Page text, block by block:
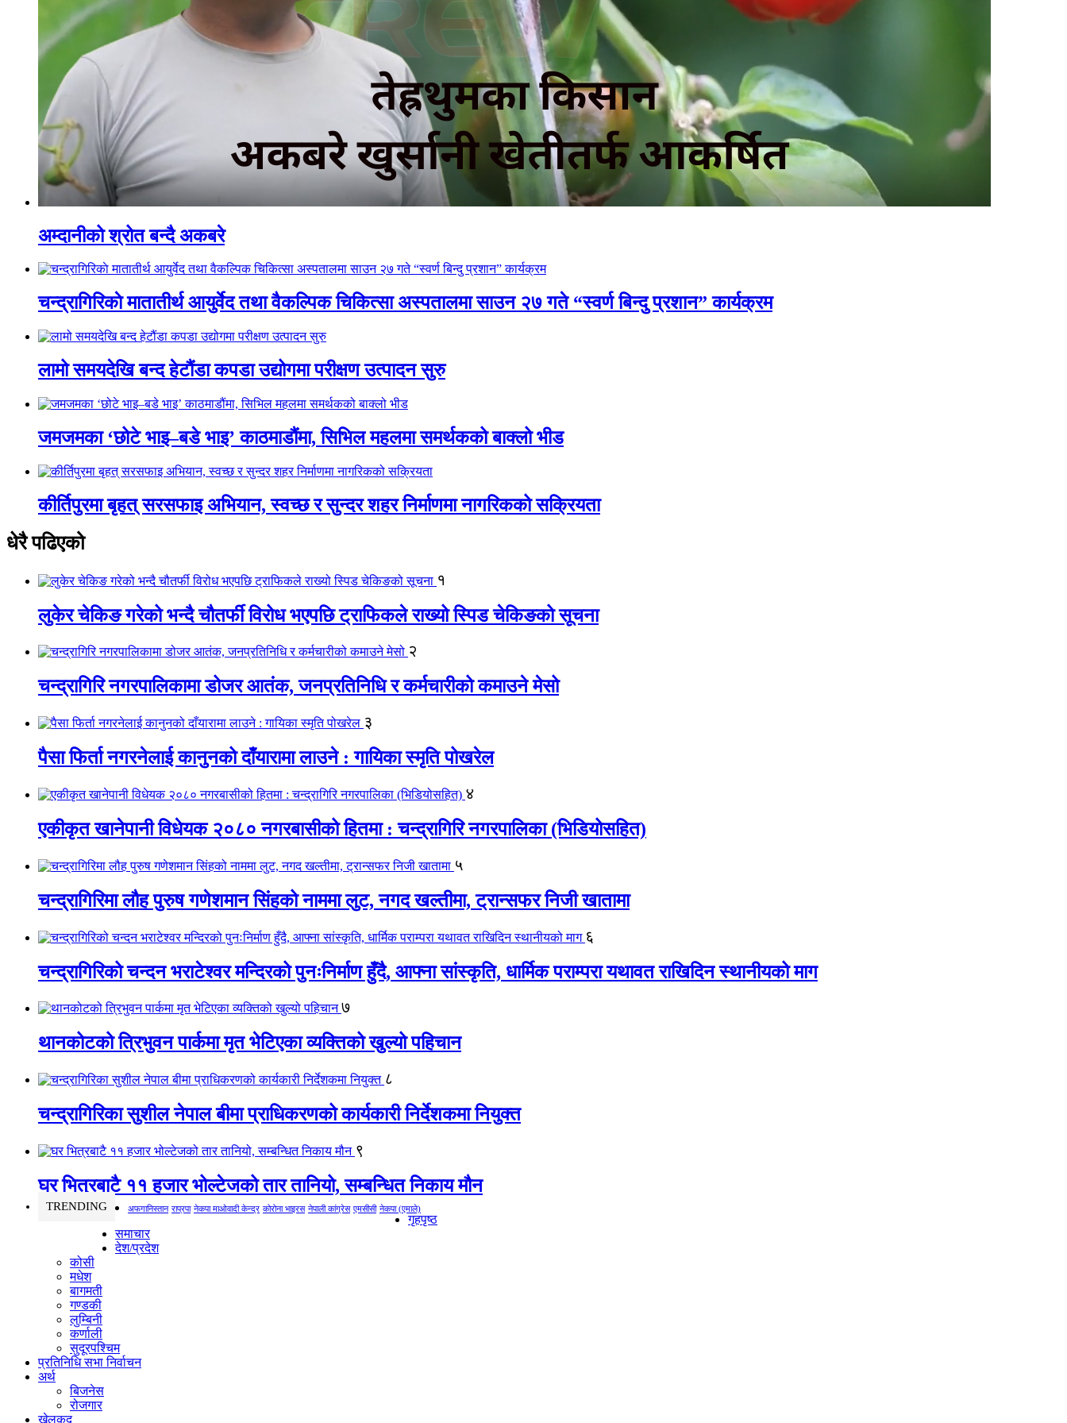
अम्दानीको श्रोत बन्दै अकबरे
चन्द्रागिरिकाे मातातीर्थ आयुर्वेद तथा वैकल्पिक चिकित्सा अस्पतालमा साउन २७ गते “स्वर्ण बिन्दु प्रशान” कार्यक्रम
लामो समयदेखि बन्द हेटौंडा कपडा उद्योगमा परीक्षण उत्पादन सुरु
जमजमका ‘छोटे भाइ–बडे भाइ’ काठमाडौंमा, सिभिल महलमा समर्थकको बाक्लो भीड
कीर्तिपुरमा बृहत् सरसफाइ अभियान, स्वच्छ र सुन्दर शहर निर्माणमा नागरिकको सक्रियता
धेरै पढिएको
१
लुकेर चेकिङ गरेको भन्दै चौतर्फी विरोध भएपछि ट्राफिकले राख्यो स्पिड चेकिङको सूचना
२
चन्द्रागिरि नगरपालिकामा डोजर आतंक, जनप्रतिनिधि र कर्मचारीको कमाउने मेसो
३
पैसा फिर्ता नगरनेलाई कानुनको दाँयारामा लाउने : गायिका स्‍मृति पोखरेल
४
एकीकृत खानेपानी विधेयक २०८० नगरबासीको हितमा : चन्द्रागिरि नगरपालिका (भिडियोसहित)
५
चन्द्रागिरिमा लौह पुरुष गणेशमान सिंहको नाममा लुट, नगद खल्तीमा, ट्रान्सफर निजी खातामा
६
चन्द्रागिरिको चन्दन भराटेश्वर मन्दिरको पुनःनिर्माण हुँदै, आफ्ना सांस्कृति, धार्मिक पराम्परा यथावत राखिदिन स्थानीयको माग
७
थानकोटको त्रिभुवन पार्कमा मृत भेटिएका व्यक्तिको खुल्यो पहिचान
८
चन्द्रागिरिका सुशील नेपाल बीमा प्राधिकरणको कार्यकारी निर्देशकमा नियुक्त
९
घर भित्रबाटै ११ हजार भोल्टेजको तार तानियो, सम्बन्धित निकाय मौन
TRENDING अफगानिस्तान राप्रपा नेकपा माओवादी केन्द्र कोरोना भाइरस नेपाली कांग्रेस एमसीसी नेकपा (एमाले)
गृहपृष्ठ
समाचार
देश/प्रदेश
कोसी
मधेश
बागमती
गण्डकी
लुम्बिनी
कर्णाली
सुदूरपश्चिम
प्रतिनिधि सभा निर्वाचन
अर्थ
बिजनेस
रोजगार
खेलकुद